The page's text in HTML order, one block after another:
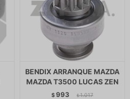
BENDIX ARRANQUE MAZDA
MAZDA T3500 LUCAS ZEN
$993 $ 1.017